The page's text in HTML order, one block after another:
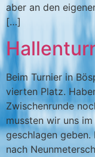
aber an den
[…]
Beim Turnier in
vierten Platz.
Zwischenrunde
mussten wir uns
geschlagen
nach